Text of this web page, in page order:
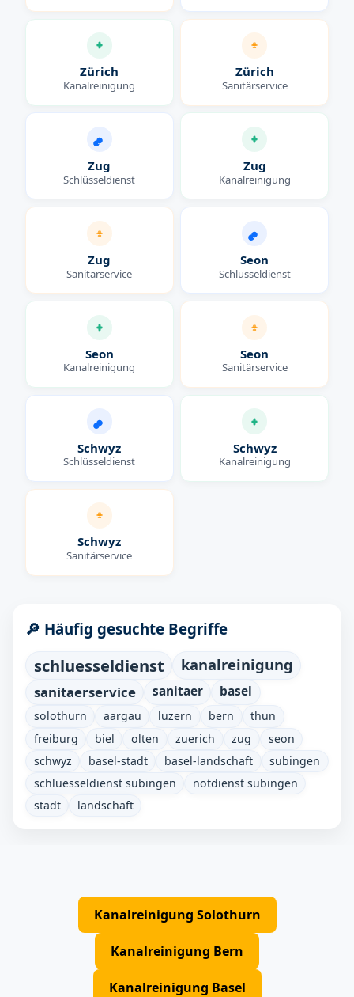
Zürich
Kanalreinigung
Zürich
Sanitärservice
Zug
Schlüsseldienst
Zug
Kanalreinigung
Zug
Sanitärservice
Seon
Schlüsseldienst
Seon
Kanalreinigung
Seon
Sanitärservice
Schwyz
Schlüsseldienst
Schwyz
Kanalreinigung
Schwyz
Sanitärservice
🔎 Häufig gesuchte Begriffe
schluesseldienst kanalreinigung
sanitaerservice sanitaer basel
solothurn aargau luzern bern
thun
freiburg
biel olten zuerich zug
seon
schwyz
basel-stadt basel-landschaft
subingen
schluesseldienst subingen
notdienst subingen
stadt
landschaft
Kanalreinigung Solothurn
Kanalreinigung Bern
Kanalreinigung Basel